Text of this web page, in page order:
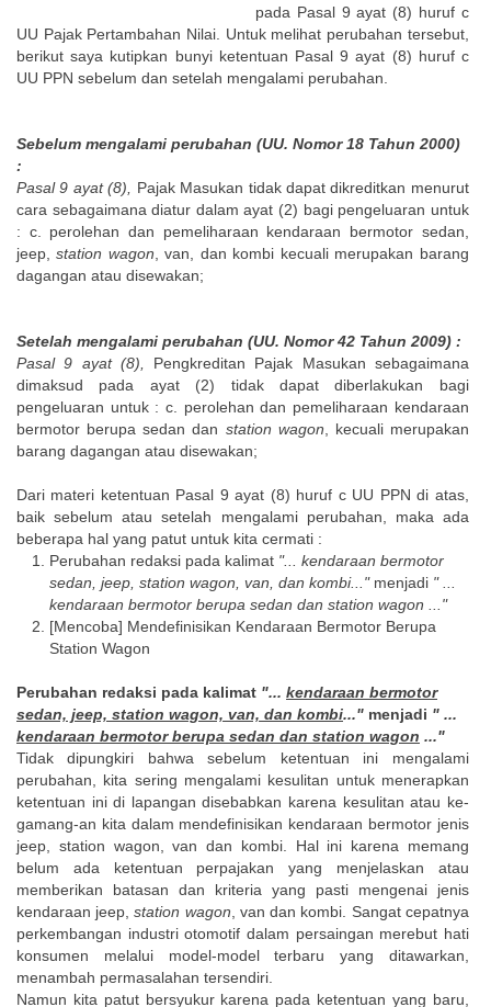
pada Pasal 9 ayat (8) huruf c
UU Pajak Pertambahan Nilai. Untuk melihat perubahan tersebut,
berikut saya kutipkan bunyi ketentuan Pasal 9 ayat (8) huruf c
UU PPN sebelum dan setelah mengalami perubahan.
Sebelum mengalami perubahan (UU. Nomor 18 Tahun 2000)
:
Pasal 9 ayat (8),
Pajak Masukan tidak dapat dikreditkan menurut
cara sebagaimana diatur dalam ayat (2) bagi pengeluaran untuk
: c. perolehan dan pemeliharaan kendaraan bermotor sedan,
jeep,station wagon , van, dan kombi kecuali merupakan barang
dagangan atau disewakan;
Setelah mengalami perubahan (UU. Nomor 42 Tahun 2009) :
Pasal 9 ayat (8),
Pengkreditan Pajak Masukan sebagaimana
dimaksud pada ayat (2) tidak dapat diberlakukan bagi
pengeluaran untuk : c. perolehan dan pemeliharaan kendaraan
bermotor berupa sedan dan station wagon , kecuali merupakan
barang dagangan atau disewakan;
Dari materi ketentuan Pasal 9 ayat (8) huruf c UU PPN di atas,
baik sebelum atau setelah mengalami perubahan, maka ada
beberapa hal yang patut untuk kita cermati :
Perubahan redaksi pada kalimat "... kendaraan bermotor
sedan, jeep, station wagon, van, dan kombi..."menjadi " ...
kendaraan bermotor berupa sedan dan station wagon ..."
[Mencoba] Mendefinisikan Kendaraan Bermotor Berupa
Station Wagon
Perubahan redaksi pada kalimat "... kendaraan bermotor
sedan, jeep, station wagon, van, dan kombi..." menjadi " ...
kendaraan bermotor berupa sedan dan station wagon ..."
Tidak dipungkiri bahwa sebelum ketentuan ini mengalami
perubahan, kita sering mengalami kesulitan untuk menerapkan
ketentuan ini di lapangan disebabkan karena kesulitan atau ke-
gamang-an kita dalam mendefinisikan kendaraan bermotor jenis
jeep, station wagon, van dan kombi. Hal ini karena memang
belum ada ketentuan perpajakan yang menjelaskan atau
memberikan batasan dan kriteria yang pasti mengenai jenis
kendaraan jeep,station wagon , van dan kombi. Sangat cepatnya
perkembangan industri otomotif dalam persaingan merebut hati
konsumen melalui model-model terbaru yang ditawarkan,
menambah permasalahan tersendiri.
Namun kita patut bersyukur karena pada ketentuan yang baru,